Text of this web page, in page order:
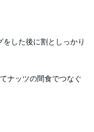
した後に割としっかり
ナッツの間食でつなぐ